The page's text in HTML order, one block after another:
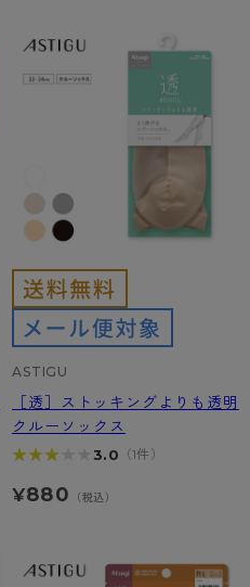
ASTIGU
［透］ストッキングよりも透明
クルーソックス
★★★★★
★★★★★ 3.0 （1件）
¥880 （税込）